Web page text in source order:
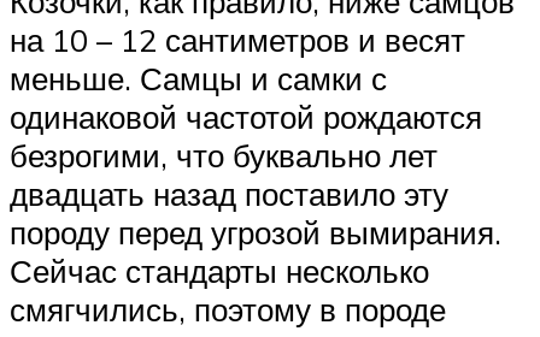
на 10 – 12 сантиметров и весят
меньше. Самцы и самки с
одинаковой частотой рождаются
безрогими, что буквально лет
двадцать назад поставило эту
породу перед угрозой вымирания.
Сейчас стандарты несколько
смягчились, поэтому в породе